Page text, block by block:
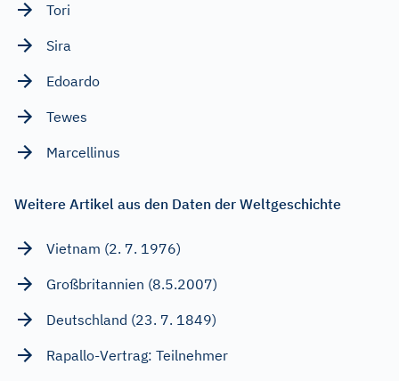
Tori
Sira
Edoardo
Tewes
Marcellinus
Weitere Artikel aus den Daten der Weltgeschichte
Vietnam (2. 7. 1976)
Großbritannien (8.5.2007)
Deutschland (23. 7. 1849)
Rapallo-Vertrag: Teilnehmer